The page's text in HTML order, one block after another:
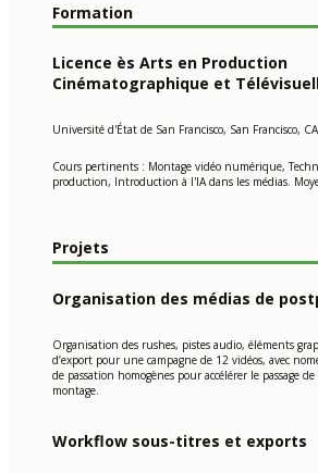
Formation
Licence ès Arts en Production
Cinématographique et
Université d'État de San Francisco, San Francisco, CA
Cours pertinents : Montage vidéo numérique,
production, Introduction à l'IA dans les médias.
Projets
Organisation des médias de
Organisation des rushes, pistes audio, éléments
d’export pour une campagne de 12 vidéos, avec
de passation homogènes pour accélérer le passage
montage.
Workflow sous-titres et exports